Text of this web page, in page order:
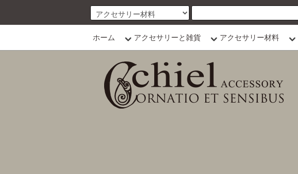
ホーム アクセサリーと雑貨 アクセサリー材料